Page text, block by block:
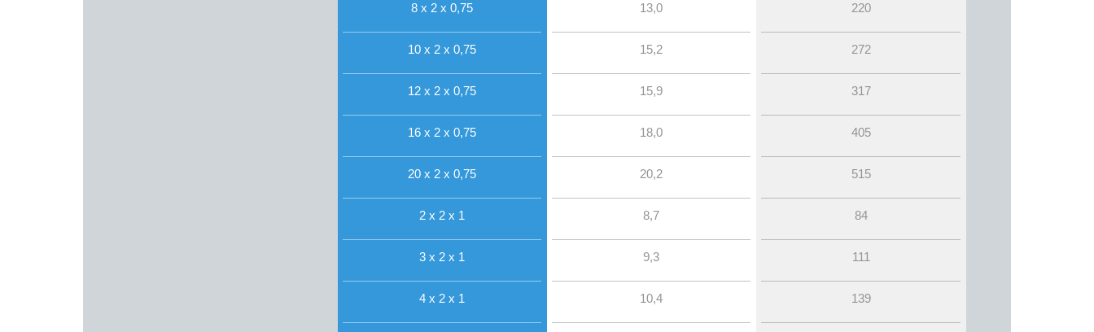
8 x 2 x 0,75 13,0 220
10 x 2 x 0,75 15,2 272
12 x 2 x 0,75 15,9 317
16 x 2 x 0,75 18,0 405
20 x 2 x 0,75 20,2 515
2 x 2 x 1 8,7 84
3 x 2 x 1 9,3 111
4 x 2 x 1 10,4 139